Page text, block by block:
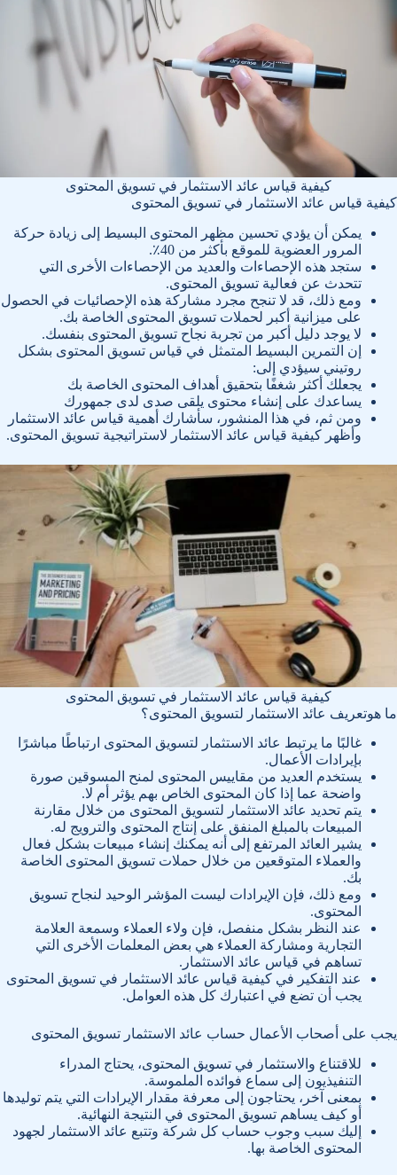
كيفية قياس عائد الاستثمار في تسويق المحتوى
كيفية قياس عائد الاستثمار في تسويق المحتوى
يمكن أن يؤدي تحسين مظهر المحتوى البسيط إلى زيادة حركة
المرور العضوية للموقع بأكثر من 40٪.
ستجد هذه الإحصاءات والعديد من الإحصاءات الأخرى التي
تتحدث عن فعالية تسويق المحتوى.
ومع ذلك، قد لا تنجح مجرد مشاركة هذه الإحصائيات في الحصول
على ميزانية أكبر لحملات تسويق المحتوى الخاصة بك.
لا يوجد دليل أكبر من تجربة نجاح تسويق المحتوى بنفسك.
إن التمرين البسيط المتمثل في قياس تسويق المحتوى بشكل
روتيني سيؤدي إلى:
يجعلك أكثر شغفًا بتحقيق أهداف المحتوى الخاصة بك
يساعدك على إنشاء محتوى يلقى صدى لدى جمهورك
ومن ثم، في هذا المنشور، سأشارك أهمية قياس عائد الاستثمار
وأظهر كيفية قياس عائد الاستثمار لاستراتيجية تسويق المحتوى.
كيفية قياس عائد الاستثمار في تسويق المحتوى
ما هوتعريف عائد الاستثمار لتسويق المحتوى؟
غالبًا ما يرتبط عائد الاستثمار لتسويق المحتوى ارتباطًا مباشرًا
بإيرادات الأعمال.
يستخدم العديد من مقاييس المحتوى لمنح المسوقين صورة
واضحة عما إذا كان المحتوى الخاص بهم يؤثر أم لا.
يتم تحديد عائد الاستثمار لتسويق المحتوى من خلال مقارنة
المبيعات بالمبلغ المنفق على إنتاج المحتوى والترويج له.
يشير العائد المرتفع إلى أنه يمكنك إنشاء مبيعات بشكل فعال
والعملاء المتوقعين من خلال حملات تسويق المحتوى الخاصة
بك.
ومع ذلك، فإن الإيرادات ليست المؤشر الوحيد لنجاح تسويق
المحتوى.
عند النظر بشكل منفصل، فإن ولاء العملاء وسمعة العلامة
التجارية ومشاركة العملاء هي بعض المعلمات الأخرى التي
تساهم في قياس عائد الاستثمار.
عند التفكير في كيفية قياس عائد الاستثمار في تسويق المحتوى
يجب أن تضع في اعتبارك كل هذه العوامل.
يجب على أصحاب الأعمال حساب عائد الاستثمار تسويق المحتوى
للاقتناع والاستثمار في تسويق المحتوى، يحتاج المدراء
التنفيذيون إلى سماع فوائده الملموسة.
بمعنى آخر، يحتاجون إلى معرفة مقدار الإيرادات التي يتم توليدها
أو كيف يساهم تسويق المحتوى في النتيجة النهائية.
إليك سبب وجوب حساب كل شركة وتتبع عائد الاستثمار لجهود
المحتوى الخاصة بها.